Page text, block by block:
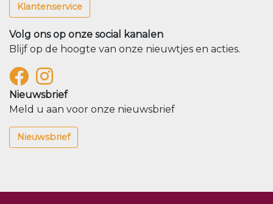
Klantenservice
Volg ons op onze social kanalen
Blijf op de hoogte van onze nieuwtjes en acties.
Nieuwsbrief
Meld u aan voor onze nieuwsbrief
Nieuwsbrief